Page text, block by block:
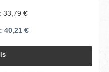
33,79 €
40,21 €